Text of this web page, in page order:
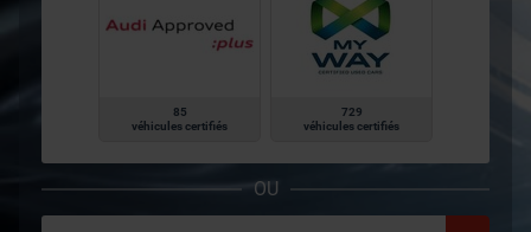
85
véhicules certifiés
729
véhicules certifiés
OU